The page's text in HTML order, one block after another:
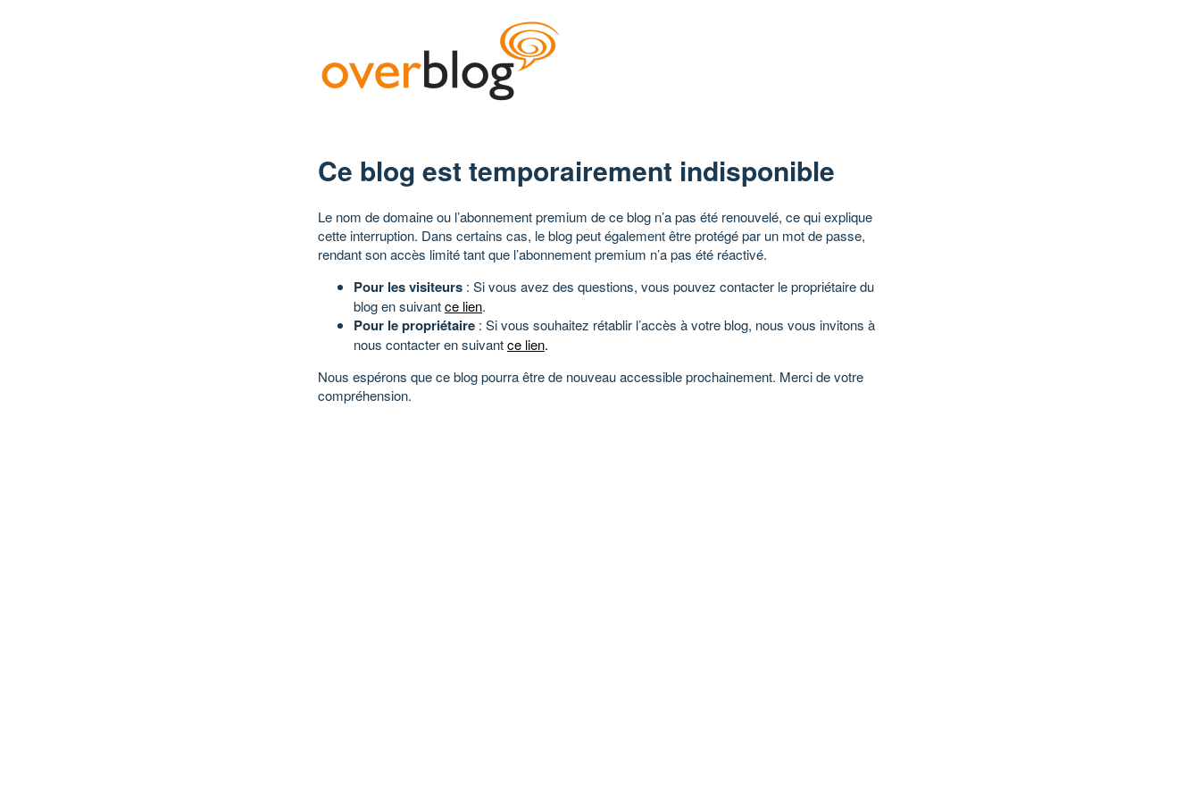
Ce blog est temporairement indisponible
Le nom de domaine ou l’abonnement premium de ce blog n’a pas été renouvelé, ce qui explique
cette interruption. Dans certains cas, le blog peut également être protégé par un mot de passe,
rendant son accès limité tant que l’abonnement premium n’a pas été réactivé.
Pour les visiteurs : Si vous avez des questions, vous pouvez contacter le propriétaire du
blog en suivantce lien.
Pour le propriétaire : Si vous souhaitez rétablir l’accès à votre blog, nous vous invitons à
nous contacter en suivantce lien.
Nous espérons que ce blog pourra être de nouveau accessible prochainement. Merci de votre
compréhension.